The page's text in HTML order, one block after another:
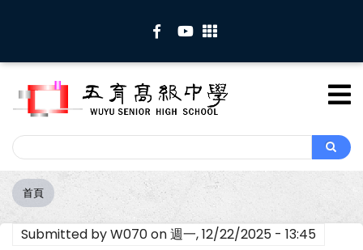
內
Search
Search
導
航
連
首頁
Submitted byW070on週一, 12/22/2025 - 13:45